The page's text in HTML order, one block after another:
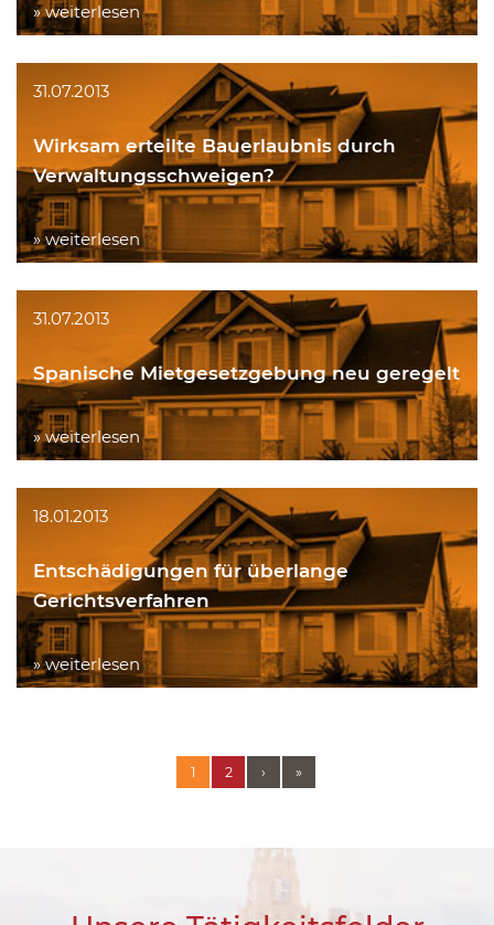
» weiterlesen
31.07.2013
Wirksam erteilte Bauerlaubnis durch
Verwaltungsschweigen?
» weiterlesen
31.07.2013
Spanische Mietgesetzgebung neu geregelt
» weiterlesen
18.01.2013
Entschädigungen für überlange
Gerichtsverfahren
» weiterlesen
1 2 › »